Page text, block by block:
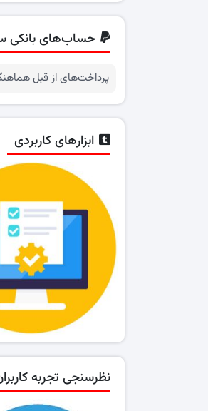
حساب‌های بانکی
پرداخت‌های از قبل
ابزارهای کاربردی
نظرسنجی تجربه